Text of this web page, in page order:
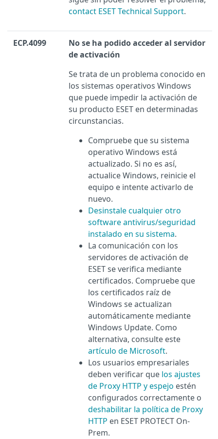
contact ESET Technical Support.
ECP.4099
No se ha podido acceder al servidor
de activación
Se trata de un problema conocido en
los sistemas operativos Windows
que puede impedir la activación de
su producto ESET en determinadas
circunstancias.
Compruebe que su sistema
operativo Windows está
actualizado. Si no es así,
actualice Windows, reinicie el
equipo e intente activarlo de
nuevo.
Desinstale cualquier otro
software antivirus/seguridad
instalado en su sistema.
La comunicación con los
servidores de activación de
ESET se verifica mediante
certificados. Compruebe que
los certificados raíz de
Windows se actualizan
automáticamente mediante
Windows Update. Como
alternativa, consulte este
artículo de Microsoft.
Los usuarios empresariales
deben verificar que los ajustes
de Proxy HTTP y espejo estén
configurados correctamente o
deshabilitar la política de Proxy
HTTP en ESET PROTECT On-
Prem.